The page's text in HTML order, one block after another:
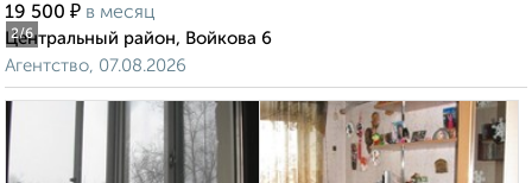
2/6
19 500 ₽ в месяц
Центральный район, Войкова 6
Агентство, 07.08.2026